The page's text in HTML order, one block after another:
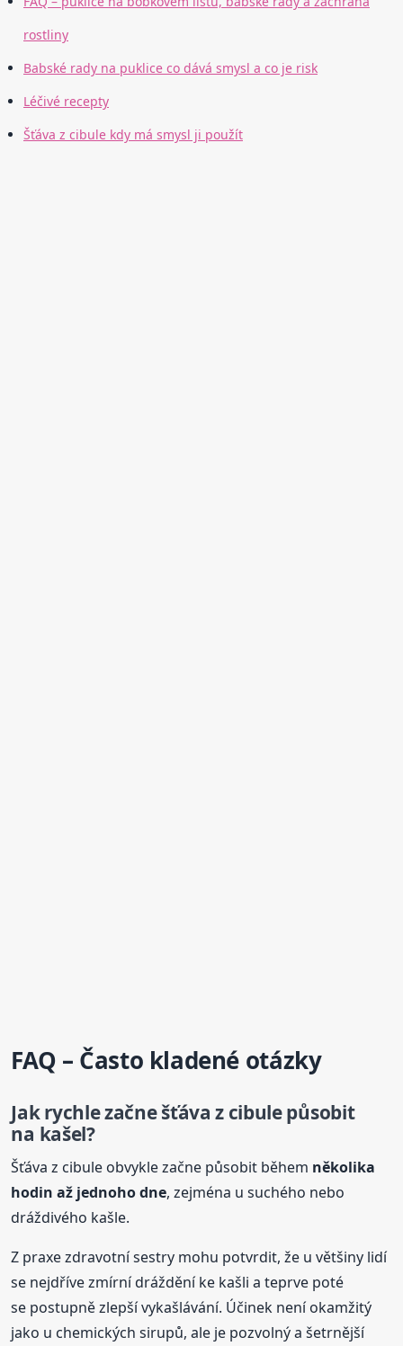
rostliny
Babské rady na puklice co dává smysl a co je risk
Léčivé recepty
Šťáva z cibule kdy má smysl ji použít
FAQ – Často kladené otázky
Jak rychle začne šťáva z cibule působit
na kašel?
Šťáva z cibule obvykle začne působit během několika
hodin až jednoho dne, zejména u suchého nebo
dráždivého kašle.
Z praxe zdravotní sestry mohu potvrdit, že u většiny lidí
se nejdříve zmírní dráždění ke kašli a teprve poté
se postupně zlepší vykašlávání. Účinek není okamžitý
jako u chemických sirupů, ale je pozvolný a šetrnější